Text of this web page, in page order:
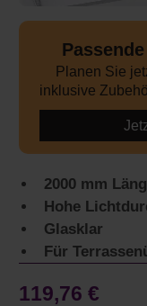
Planen Sie
inklusive
2000 mm
Hohe
Glasklar
Für
119,76 €